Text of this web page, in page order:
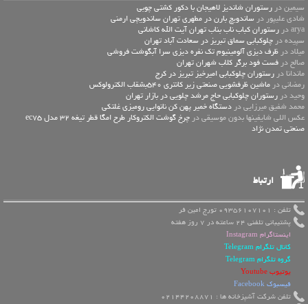
سیمین در رستوران شاندیز لاهیجان با دکور کشتی چوبی
شادی علیپور در ساندویچ بارن در مطهری تهران ساندویچی ارمنی
arya در
رستوران کباب ناب بناب تهران آیت الله کاشانی
سپیده در چلوکبابی سماق تبریز در سعادت آباد تهران
میلاد در ظرف دیزی آلومینیوم تک نفره دیزی سرا آبگوشت فروشی
صالح در فست فود برگر کلاب شهران تهران
ماندانا در رستوران چلوکبابی امیرخیز تبریز در کرج
رمضانی در ماشین ظرفشویی صنعتی زیر کانتری 540بشقاب الکترولوکس
وحید در رستوران چلوکبابی حاج مرشد چلویی در بازار تهران
محمد شفیق میرزایی در دستگاه خمیر پهن کن نانوایی رومیزی غلتکی
عكس اللي شايفينها بدون موسيقى در
چرخ گوشت الکتروکار طرح امگا قطر تیغه 32 مدل ec75
صنعتی تمدن نژاد
ارتباط
تلفن : 09356107101 تورج امین فر
پشتیبانی تلفنی 24 ساعته در 7 روز هفته
اینستاگرام Instagram
کانال تلگرام Telegram
گروه تلگرام Telegram
یوتیوب Youtube
فیسبوک Facebook
تلفن شرکت آشپزخانه ها : 02144208871